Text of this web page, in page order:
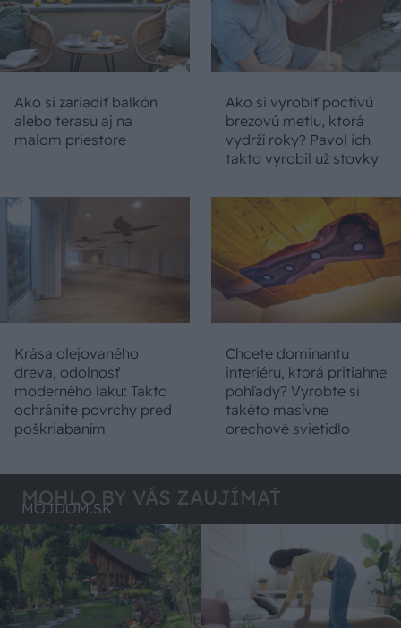
Ako si zariadiť balkón
alebo terasu aj na
malom priestore
Ako si vyrobiť poctivú
brezovú metlu, ktorá
vydrží roky? Pavol ich
takto vyrobil už stovky
Krása olejovaného
dreva, odolnosť
moderného laku: Takto
ochránite povrchy pred
poškriabaním
Chcete dominantu
interiéru, ktorá pritiahne
pohľady? Vyrobte si
takéto masívne
orechové svietidlo
MOHLO BY VÁS ZAUJÍMAŤ
MÔJDOM.SK